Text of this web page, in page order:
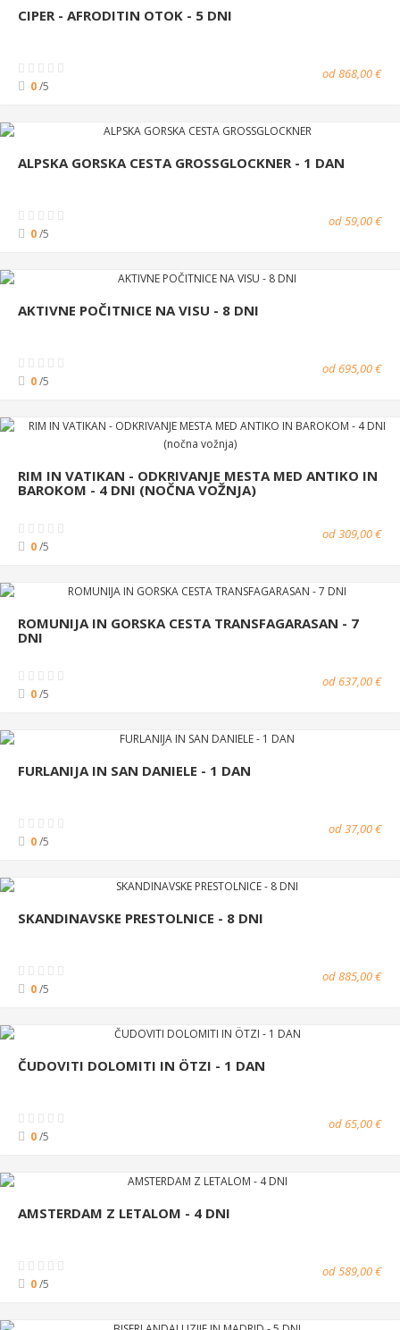
CIPER - AFRODITIN OTOK - 5 DNI
0/5
od 868,00 €
ALPSKA GORSKA CESTA GROSSGLOCKNER - 1 DAN
0/5
od 59,00 €
AKTIVNE POČITNICE NA VISU - 8 DNI
0/5
od 695,00 €
RIM IN VATIKAN - ODKRIVANJE MESTA MED ANTIKO IN
BAROKOM - 4 DNI (NOČNA VOŽNJA)
0/5
od 309,00 €
ROMUNIJA IN GORSKA CESTA TRANSFAGARASAN - 7
DNI
0/5
od 637,00 €
FURLANIJA IN SAN DANIELE - 1 DAN
0/5
od 37,00 €
SKANDINAVSKE PRESTOLNICE - 8 DNI
0/5
od 885,00 €
ČUDOVITI DOLOMITI IN ÖTZI - 1 DAN
0/5
od 65,00 €
AMSTERDAM Z LETALOM - 4 DNI
0/5
od 589,00 €